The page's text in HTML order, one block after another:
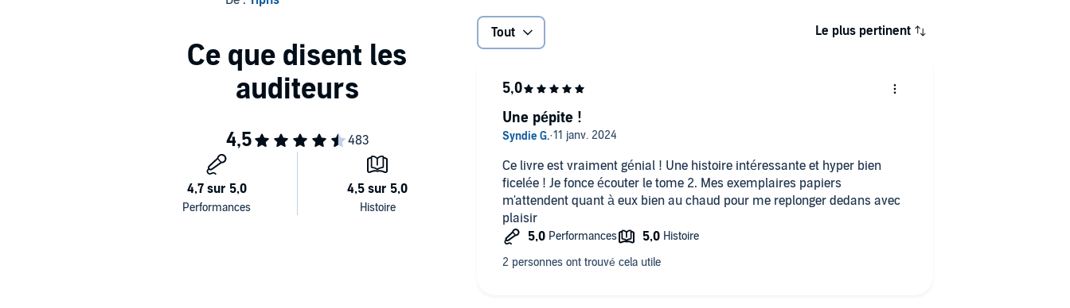
Tout Le plus pertinent
Ce livre est vraiment génial ! Une histoire intéressante et hyper bien
ficelée ! Je fonce écouter le tome 2. Mes exemplaires papiers
m'attendent quant à eux bien au chaud pour me replonger dedans avec
plaisir
Une pépite !